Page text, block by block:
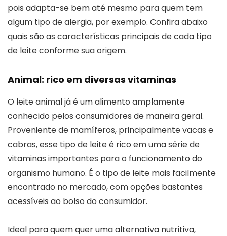
pois adapta-se bem até mesmo para quem tem
algum tipo de alergia, por exemplo. Confira abaixo
quais são as características principais de cada tipo
de leite conforme sua origem.
Animal: rico em diversas vitaminas
O leite animal já é um alimento amplamente
conhecido pelos consumidores de maneira geral.
Proveniente de mamíferos, principalmente vacas e
cabras, esse tipo de leite é rico em uma série de
vitaminas importantes para o funcionamento do
organismo humano. É o tipo de leite mais facilmente
encontrado no mercado, com opções bastantes
acessíveis ao bolso do consumidor.
Ideal para quem quer uma alternativa nutritiva,